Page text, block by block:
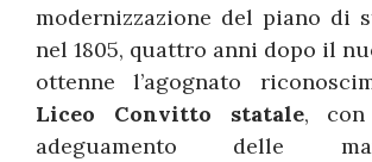
modernizzazione del piano di
nel 1805, quattro anni dopo il
ottenne l’agognato
Liceo Convitto statale,
adeguamento delle